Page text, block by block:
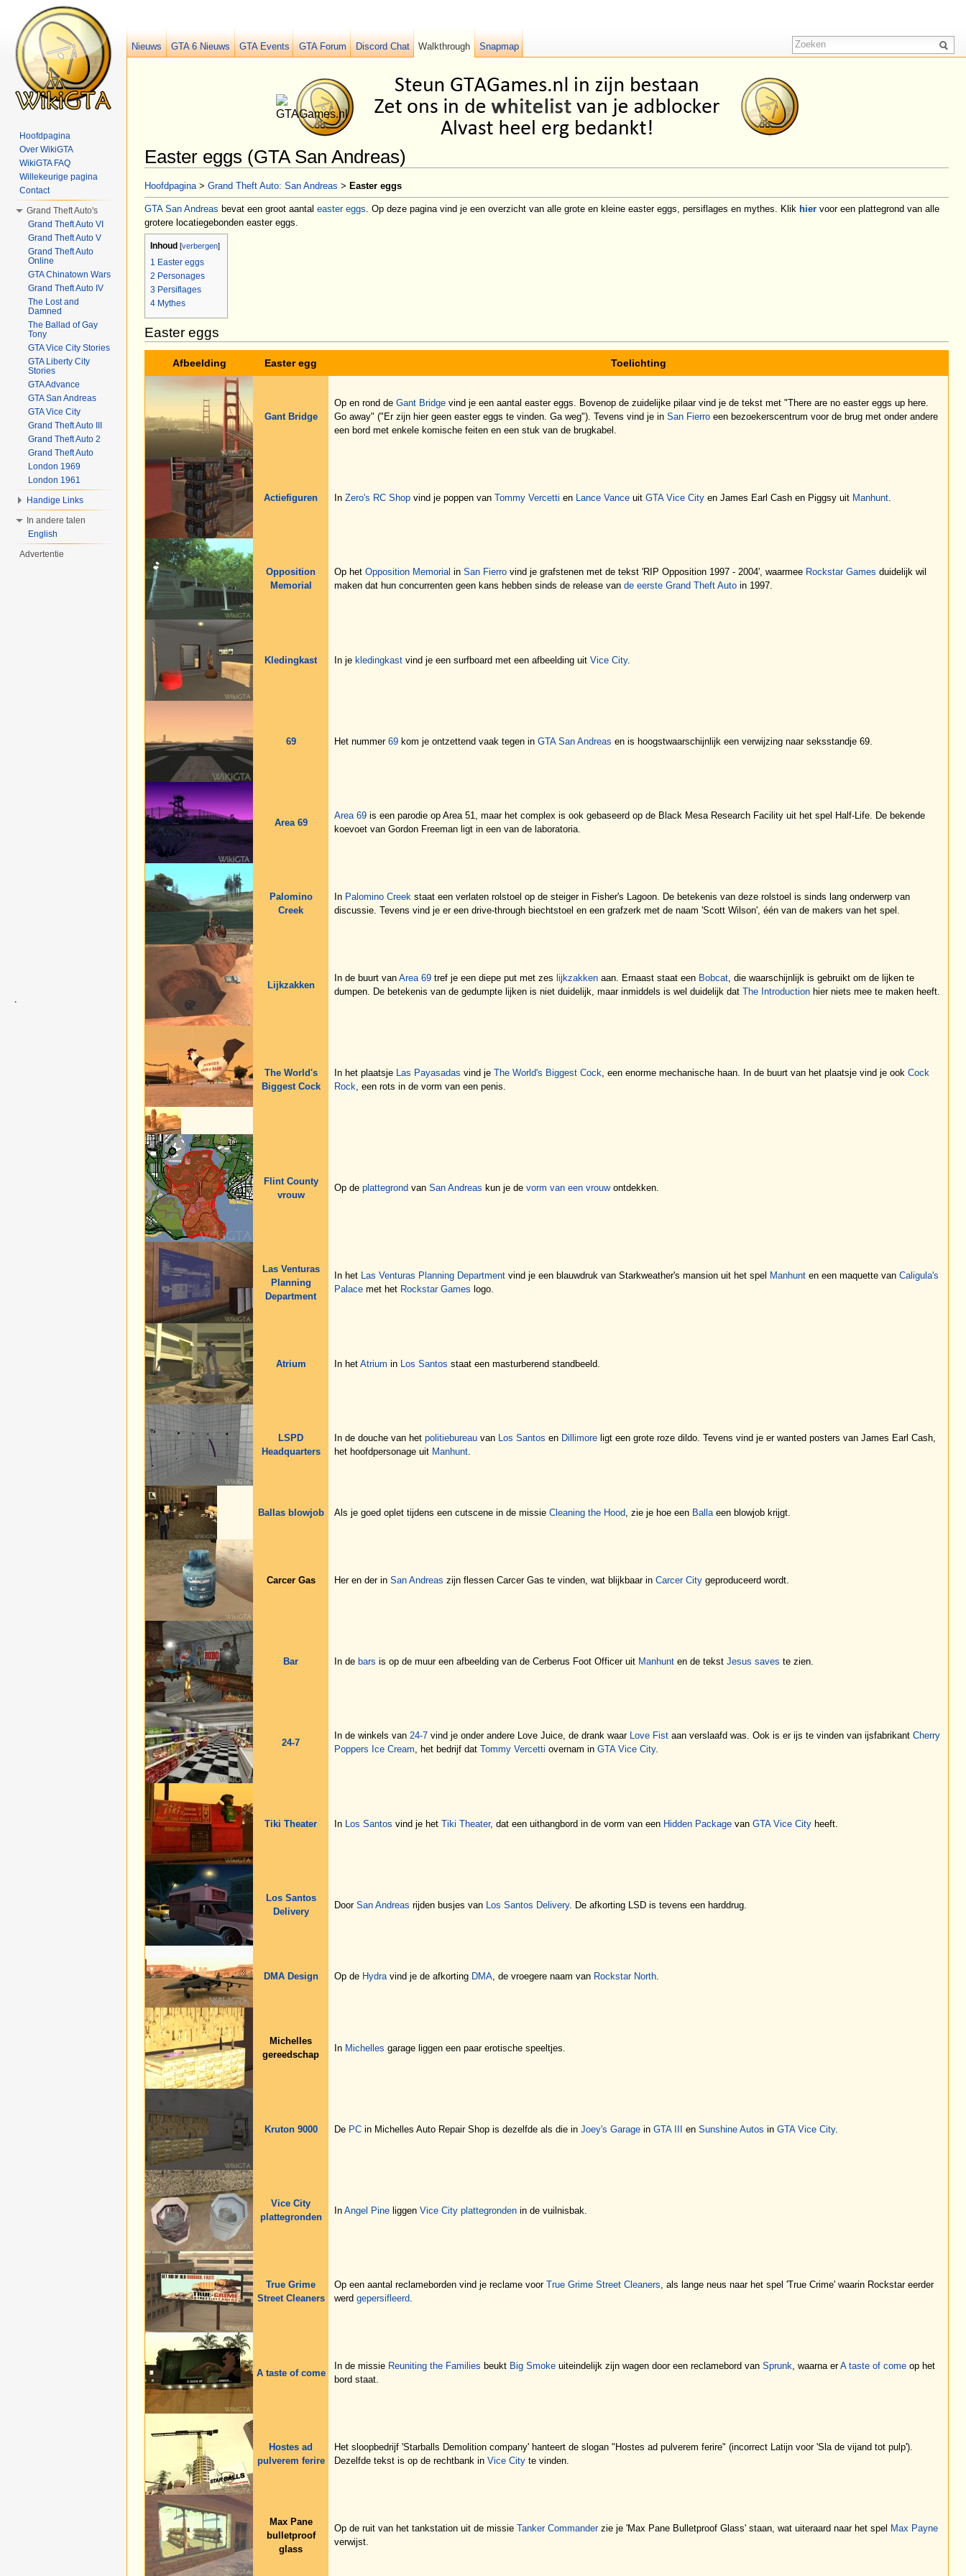
Easter eggs (GTA San Andreas)
Hoofdpagina> Grand Theft Auto: San Andreas > Easter eggs
GTA San Andreas bevat een groot aantal easter eggs . Op deze pagina vind je een overzicht van alle grote en kleine easter eggs, persiflages en mythes. Klik hier voor een plattegrond van alle
grotere locatiegebonden easter eggs.
Inhoud [verbergen]
1 Easter eggs
2 Personages
3 Persiflages
4 Mythes
Easter eggs
Afbeelding Easter egg Toelichting
Gant Bridge
Op en rond de Gant Bridge vind je een aantal easter eggs. Bovenop de zuidelijke pilaar vind je de tekst met "There are no easter eggs up here.
Go away" ("Er zijn hier geen easter eggs te vinden. Ga weg"). Tevens vind je in San Fierro een bezoekerscentrum voor de brug met onder andere
een bord met enkele komische feiten en een stuk van de brugkabel.
Actiefiguren In Zero's RC Shop vind je poppen van Tommy Vercetti en Lance Vance uit GTA Vice City en James Earl Cash en Piggsy uit Manhunt.
Opposition
Memorial
Op het Opposition Memorial in San Fierro vind je grafstenen met de tekst 'RIP Opposition 1997 - 2004', waarmee Rockstar Games duidelijk wil
maken dat hun concurrenten geen kans hebben sinds de release van de eerste Grand Theft Auto in 1997.
Kledingkast In je kledingkast vind je een surfboard met een afbeelding uit Vice City.
69 Het nummer 69 kom je ontzettend vaak tegen in GTA San Andreas en is hoogstwaarschijnlijk een verwijzing naar seksstandje 69.
Area 69
Area 69 is een parodie op Area 51, maar het complex is ook gebaseerd op de Black Mesa Research Facility uit het spel Half-Life. De bekende
koevoet van Gordon Freeman ligt in een van de laboratoria.
Palomino
Creek
In Palomino Creek staat een verlaten rolstoel op de steiger in Fisher's Lagoon. De betekenis van deze rolstoel is sinds lang onderwerp van
discussie. Tevens vind je er een drive-through biechtstoel en een grafzerk met de naam 'Scott Wilson', één van de makers van het spel.
Lijkzakken
In de buurt van Area 69 tref je een diepe put met zes lijkzakken aan. Ernaast staat een Bobcat, die waarschijnlijk is gebruikt om de lijken te
dumpen. De betekenis van de gedumpte lijken is niet duidelijk, maar inmiddels is wel duidelijk dat The Introduction hier niets mee te maken heeft.
The World's
Biggest Cock
In het plaatsje Las Payasadas vind je The World's Biggest Cock, een enorme mechanische haan. In de buurt van het plaatsje vind je ook Cock
Rock, een rots in de vorm van een penis.
Flint County
vrouw
Op de plattegrond van San Andreas kun je de vorm van een vrouwontdekken.
Las Venturas
Planning
Department
In het Las Venturas Planning Department vind je een blauwdruk van Starkweather's mansion uit het spel Manhunt en een maquette van Caligula's
Palace met het Rockstar Games logo.
Atrium In het Atrium in Los Santos staat een masturberend standbeeld.
LSPD
Headquarters
In de douche van het politiebureau van Los Santos en Dillimore ligt een grote roze dildo. Tevens vind je er wanted posters van James Earl Cash,
het hoofdpersonage uit Manhunt.
Ballas blowjob Als je goed oplet tijdens een cutscene in de missie Cleaning the Hood, zie je hoe een Ballaeen blowjob krijgt.
Carcer Gas Her en der in San Andreas zijn flessen Carcer Gas te vinden, wat blijkbaar in Carcer City geproduceerd wordt.
Bar In de bars is op de muur een afbeelding van de Cerberus Foot Officer uit Manhunt en de tekst Jesus saves te zien.
24-7
In de winkels van 24-7 vind je onder andere Love Juice, de drank waar Love Fist aan verslaafd was. Ook is er ijs te vinden van ijsfabrikant Cherry
Poppers Ice Cream, het bedrijf dat Tommy Vercetti overnam in GTA Vice City.
Tiki Theater In Los Santos vind je het Tiki Theater, dat een uithangbord in de vorm van een Hidden Package van GTA Vice City heeft.
Los Santos
Delivery
Door San Andreas rijden busjes van Los Santos Delivery. De afkorting LSD is tevens een harddrug.
DMA Design Op de Hydravind je de afkorting DMA, de vroegere naam van Rockstar North.
Michelles
gereedschap
In Michelles garage liggen een paar erotische speeltjes.
Kruton 9000 De PC in Michelles Auto Repair Shop is dezelfde als die in Joey's Garage in GTA III en Sunshine Autos in GTA Vice City.
Vice City
plattegronden
In Angel Pine liggen Vice City plattegronden in de vuilnisbak.
True Grime
Street Cleaners
Op een aantal reclameborden vind je reclame voor True Grime Street Cleaners, als lange neus naar het spel 'True Crime' waarin Rockstar eerder
werd gepersifleerd.
A taste of come
In de missie Reuniting the Families beukt Big Smoke uiteindelijk zijn wagen door een reclamebord van Sprunk, waarna erA taste of come op het
bord staat.
Hostes ad
pulverem ferire
Het sloopbedrijf 'Starballs Demolition company' hanteert de slogan "Hostes ad pulverem ferire" (incorrect Latijn voor 'Sla de vijand tot pulp').
Dezelfde tekst is op de rechtbank in Vice City te vinden.
Max Pane
bulletproof
glass
Op de ruit van het tankstation uit de missie Tanker Commanderzie je 'Max Pane Bulletproof Glass' staan, wat uiteraard naar het spel Max Payne
verwijst.
Nieuws GTA 6 Nieuws GTA Events GTA Forum Discord Chat Walkthrough Snapmap
Hoofdpagina
Over WikiGTA
WikiGTA FAQ
Willekeurige pagina
Contact
Grand Theft Auto's
Grand Theft Auto VI
Grand Theft Auto V
Grand Theft Auto
Online
GTA Chinatown Wars
Grand Theft Auto IV
The Lost and
Damned
The Ballad of Gay
Tony
GTA Vice City Stories
GTA Liberty City
Stories
GTA Advance
GTA San Andreas
GTA Vice City
Grand Theft Auto III
Grand Theft Auto 2
Grand Theft Auto
London 1969
London 1961
Handige Links
In andere talen
English
Advertentie
·